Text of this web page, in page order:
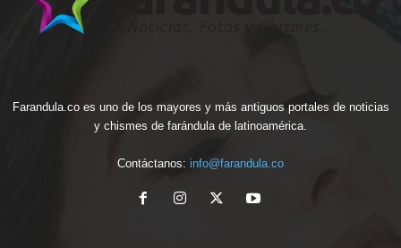
Farandula.co es uno de los mayores y más antiguos portales de noticias
y chismes de farándula de latinoamérica.
Contáctanos: info@farandula.co